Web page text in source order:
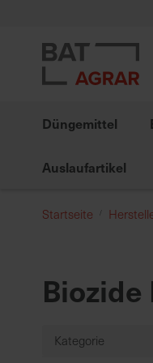
springen
Düngemittel
Auslaufartikel
Startseite
Kategorie